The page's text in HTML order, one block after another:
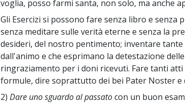
voglia, posso farmi santa, non solo, ma anche
Gli Esercizi si possono fare senza libro e senza
senza meditare sulle verità eterne e senza la
desideri, del nostro pentimento; inventare
dall'animo e che esprimano la detestazione
ringraziamento per i doni ricevuti. Fare tanti
formule, dire soprattutto dei bei Pater Noster e
2) Dare uno sguardo al passatocon un buon